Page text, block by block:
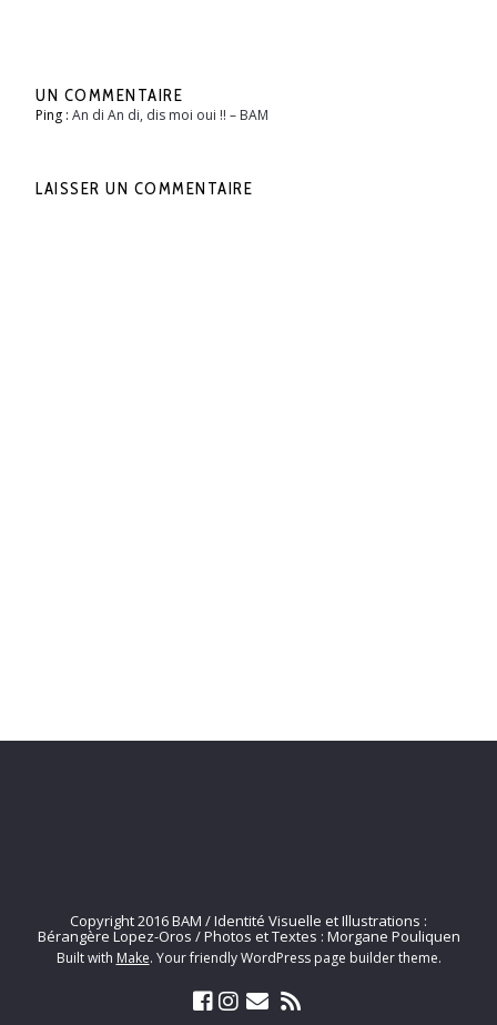
UN COMMENTAIRE
Ping : An di An di, dis moi oui !! – BAM
LAISSER UN COMMENTAIRE
Copyright 2016 BAM / Identité Visuelle et Illustrations :
Bérangère Lopez-Oros / Photos et Textes : Morgane Pouliquen
Built with Make. Your friendly WordPress page builder theme.